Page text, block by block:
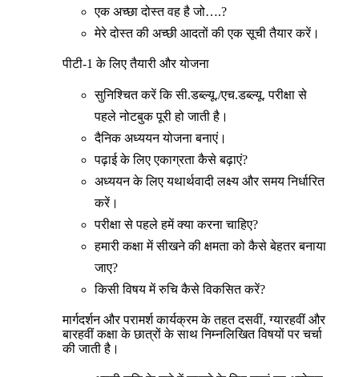
एक अच्छा दोस्त वह है जो….?
मेरे दोस्त की अच्छी आदतों की एक सूची तैयार करें।
पीटी-1 के लिए तैयारी और योजना
सुनिश्चित करें कि सी.डब्ल्यू./एच.डब्ल्यू. परीक्षा से
पहले नोटबुक पूरी हो जाती है।
दैनिक अध्ययन योजना बनाएं।
पढ़ाई के लिए एकाग्रता कैसे बढ़ाएं?
अध्ययन के लिए यथार्थवादी लक्ष्य और समय निर्धारित
करें।
परीक्षा से पहले हमें क्या करना चाहिए?
हमारी कक्षा में सीखने की क्षमता को कैसे बेहतर बनाया
जाए?
किसी विषय में रुचि कैसे विकसित करें?
मार्गदर्शन और परामर्श कार्यक्रम के तहत दसवीं, ग्यारहवीं और
बारहवीं कक्षा के छात्रों के साथ निम्नलिखित विषयों पर चर्चा
की जाती है।